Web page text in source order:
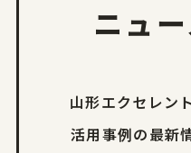
ニュ
山形エクセレン
活用事例の最新